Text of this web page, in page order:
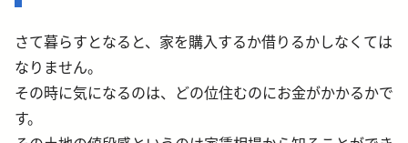
さて暮らすとなると、家を購入するか借りるかしなくては
なりません。
その時に気になるのは、どの位住むのにお金がかかるかで
す。